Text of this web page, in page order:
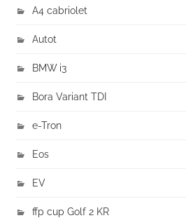
A4 cabriolet
Autot
BMW i3
Bora Variant TDI
e-Tron
Eos
EV
ffp cup Golf 2 KR